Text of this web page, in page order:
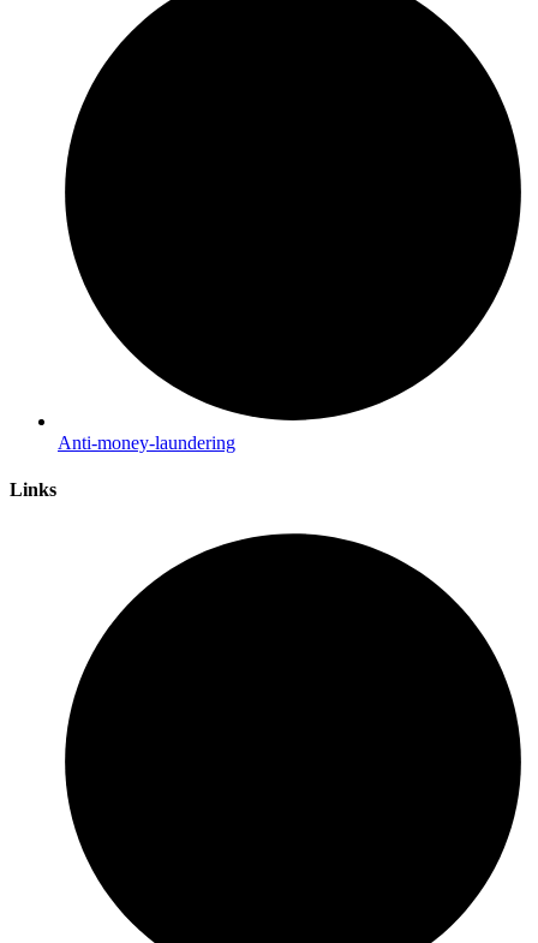
Anti-money-laundering
Links